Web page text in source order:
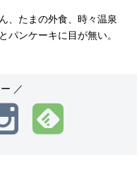
、たまの外食、時々温泉
パンケーキに目が無い。
／